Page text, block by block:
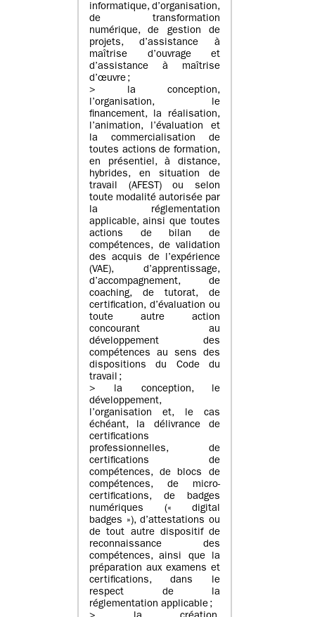
informatique, d’organisation,
de transformation
numérique, de gestion de
projets, d’assistance à
maîtrise d’ouvrage et
d’assistance à maîtrise
d’œuvre ;
> la conception,
l’organisation, le
financement, la réalisation,
l’animation, l’évaluation et
la commercialisation de
toutes actions de formation,
en présentiel, à distance,
hybrides, en situation de
travail (AFEST) ou selon
toute modalité autorisée par
la réglementation
applicable, ainsi que toutes
actions de bilan de
compétences, de validation
des acquis de l’expérience
(VAE), d’apprentissage,
d’accompagnement, de
coaching, de tutorat, de
certification, d’évaluation ou
toute autre action
concourant au
développement des
compétences au sens des
dispositions du Code du
travail ;
> la conception, le
développement,
l’organisation et, le cas
échéant, la délivrance de
certifications
professionnelles, de
certifications de
compétences, de blocs de
compétences, de micro-
certifications, de badges
numériques (« digital
badges »), d’attestations ou
de tout autre dispositif de
reconnaissance des
compétences, ainsi que la
préparation aux examens et
certifications, dans le
respect de la
réglementation applicable ;